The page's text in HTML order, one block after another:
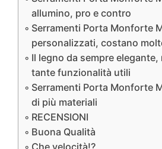
allumino, pro e contro
Serramenti Porta Monforte
personalizzati, costano
Il legno da sempre elegante,
tante funzionalità utili
Serramenti Porta Monforte
di più materiali
RECENSIONI
Buona Qualità